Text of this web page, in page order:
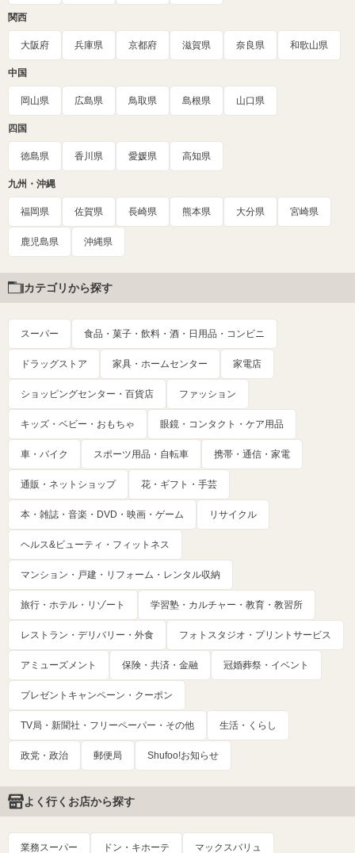
関西
大阪府 兵庫県 京都府 滋賀県 奈良県 和歌山県
中国
岡山県 広島県 鳥取県 島根県 山口県
四国
徳島県 香川県 愛媛県 高知県
九州・沖縄
福岡県 佐賀県 長崎県 熊本県 大分県 宮崎県
鹿児島県 沖縄県
カテゴリから探す
スーパー 食品・菓子・飲料・酒・日用品・コンビニ
ドラッグストア 家具・ホームセンター 家電店
ショッピングセンター・百貨店 ファッション
キッズ・ベビー・おもちゃ 眼鏡・コンタクト・ケア用品
車・バイク スポーツ用品・自転車 携帯・通信・家電
通販・ネットショップ 花・ギフト・手芸
本・雑誌・音楽・DVD・映画・ゲーム リサイクル
ヘルス&ビューティ・フィットネス
マンション・戸建・リフォーム・レンタル収納
旅行・ホテル・リゾート 学習塾・カルチャー・教育・教習所
レストラン・デリバリー・外食 フォトスタジオ・プリントサービス
アミューズメント 保険・共済・金融 冠婚葬祭・イベント
プレゼントキャンペーン・クーポン
TV局・新聞社・フリーペーパー・その他 生活・くらし
政党・政治 郵便局 Shufoo!お知らせ
よく行くお店から探す
業務スーパー ドン・キホーテ マックスバリュ